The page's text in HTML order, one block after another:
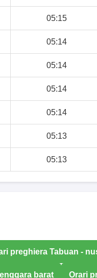
05:15
05:14
05:14
05:14
05:14
05:13
05:13
preghiera Tabuan -
barat Orari